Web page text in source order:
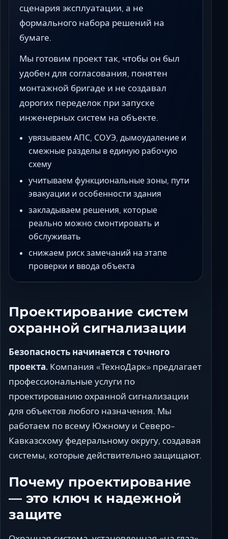
сценария эксплуатации, а не
формального набора решений на
бумаге.
Мы готовим проект так, чтобы он был
удобен для согласования, понятен
монтажной бригаде и не создавал
дорогих переделок при запуске
инженерных систем на объекте.
увязываем АПС, СОУЭ, дымоудаление и
смежные разделы в единую рабочую
схему
учитываем функциональные зоны, пути
эвакуации и особенности здания
закладываем решения, которые
реально можно смонтировать и
обслуживать
снижаем риск замечаний на этапе
проверки и ввода объекта
Проектирование систем
охранной сигнализации
Безопасность начинается с точного
проекта. Компания «ТехноДарк» предлагает
профессиональные услуги по
проектированию охранной сигнализации
для объектов любого назначения. Мы
работаем по всему Южному и Северо-
Кавказскому федеральному округу, создавая
системы, которые действительно защищают.
Почему проектирование
— это ключ к надежной
защите